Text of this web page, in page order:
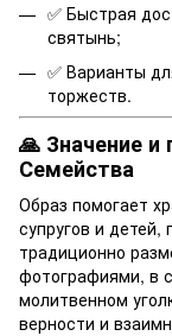
✅ Быстрая
святынь;
✅ Варианты
торжеств.
🙏 Значение и
Семейства
Образ помогает
супругов и
традиционно
фотографиями, в
молитвенном
верности и